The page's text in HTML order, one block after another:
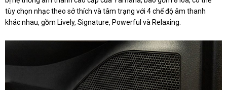
tùy chọn nhạc theo sở thích và tâm trạng với 4 chế độ âm thanh
khác nhau, gồm Lively, Signature, Powerful và Relaxing.